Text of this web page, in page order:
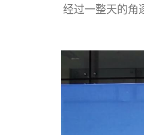
经过一整天的角